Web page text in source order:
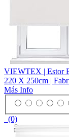
VIEWTEX | Estor
220 X 250cm |
Más Info
(0)